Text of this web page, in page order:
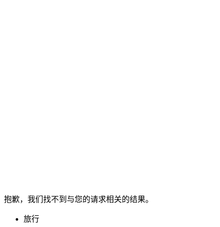
抱歉，我们找不到与您的请求相关的结果。
旅行